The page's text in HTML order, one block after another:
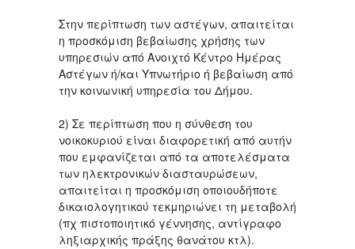
Στην περίπτωση των αστέγων, απαιτείται
η προσκόμιση βεβαίωσης χρήσης των
υπηρεσιών από Ανοιχτό Κέντρο Ημέρας
Αστέγων ή/και Υπνωτήριο ή βεβαίωση από
την κοινωνική υπηρεσία του Δήμου.
2) Σε περίπτωση που η σύνθεση του
νοικοκυριού είναι διαφορετική από αυτήν
που εμφανίζεται από τα αποτελέσματα
των ηλεκτρονικών διασταυρώσεων,
απαιτείται η προσκόμιση οποιουδήποτε
δικαιολογητικού τεκμηριώνει τη μεταβολή
(πχ πιστοποιητικό γέννησης, αντίγραφο
ληξιαρχικής πράξης θανάτου κτλ).